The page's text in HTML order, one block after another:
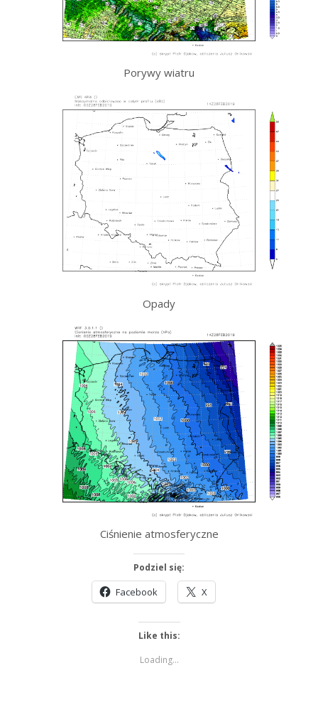
Porywy wiatru
Opady
Ciśnienie atmosferyczne
Podziel się:
Facebook X
Like this:
Loading...